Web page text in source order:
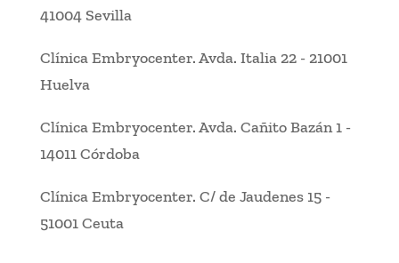
41004 Sevilla
Clínica Embryocenter.Avda. Italia 22- 21001
Huelva
Clínica Embryocenter.Avda. Cañito Bazán 1-
14011 Córdoba
Clínica Embryocenter. C/ de Jaudenes 15-
51001 Ceuta